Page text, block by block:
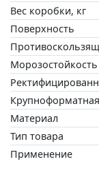
Вес коробки, кг
Поверхность
Морозостойкость
Крупноформатная
Материал
Тип товара
Применение